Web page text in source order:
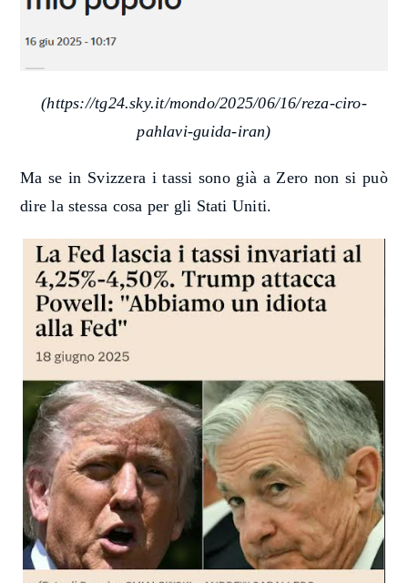
(https://tg24.sky.it/mondo/2025/06/16/reza-ciro-
pahlavi-guida-iran)
Ma se in Svizzera i tassi sono già a Zero non si può
dire la stessa cosa per gli Stati Uniti.